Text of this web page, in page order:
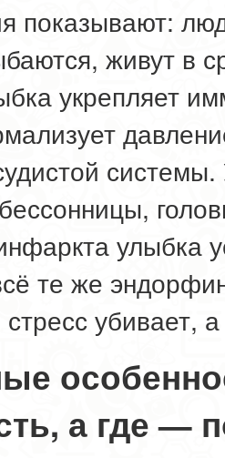
показывают:
живут в
укрепляет
улыбка
те же
убивает,
а где —